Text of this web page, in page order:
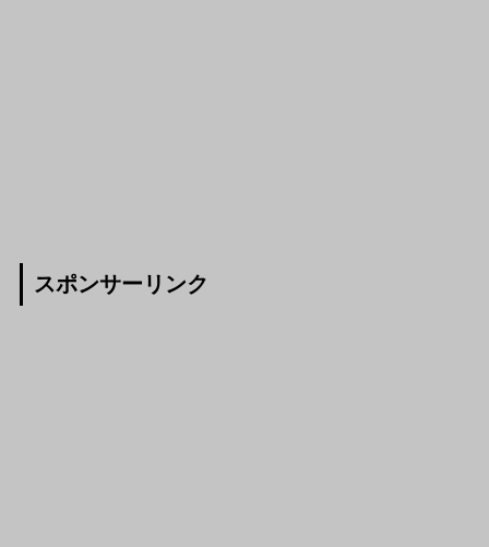
スポンサーリンク